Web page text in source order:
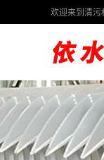
欢迎来到清污